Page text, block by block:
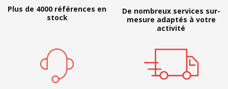
Plus de 4000 références en
stock
De nombreux services sur-
mesure adaptés à votre
activité